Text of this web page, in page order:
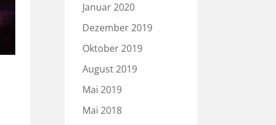
Januar 2020
Dezember 2019
Oktober 2019
August 2019
Mai 2019
Mai 2018